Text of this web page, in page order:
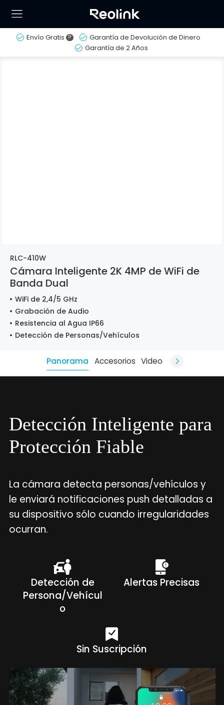
Envío Gratis ?
Garantía de Devolución de Dinero
Garantía de 2 Años
RLC-410W
Cámara Inteligente 2K 4MP de WiFi de
Banda Dual
WiFi de 2,4/5 GHz
Grabación de Audio
Resistencia al Agua IP66
Detección de Personas/Vehículos
Panorama Accesorios Video
Detección Inteligente para
Protección Fiable
La cámara detecta personas/vehículos y
le enviará notificaciones push detalladas a
su dispositivo sólo cuando irregularidades
ocurran.
Detección de
Persona/Vehícul
o
Alertas Precisas
Sin Suscripción